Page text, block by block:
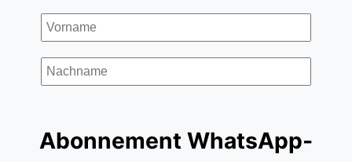
Abonnement WhatsApp-